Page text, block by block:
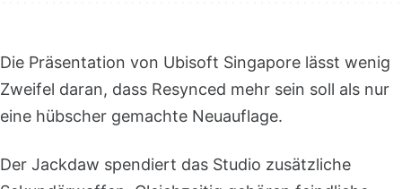
Die Präsentation von Ubisoft Singapore lässt wenig
Zweifel daran, dass Resynced mehr sein soll als nur
eine hübscher gemachte Neuauflage.
Der Jackdaw spendiert das Studio zusätzliche